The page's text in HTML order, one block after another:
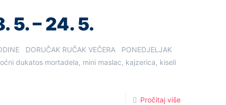
5. – 24. 5.
DORUČAK RUČAK VEČERA PONEDJELJAK
dukatos mortadela, mini maslac, kajzerica, kiseli
Pročitaj više